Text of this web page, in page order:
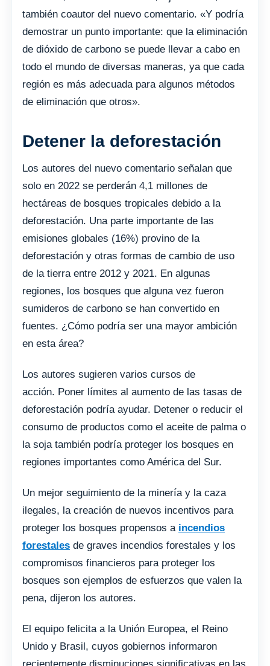
también coautor del nuevo comentario. «Y podría
demostrar un punto importante: que la eliminación
de dióxido de carbono se puede llevar a cabo en
todo el mundo de diversas maneras, ya que cada
región es más adecuada para algunos métodos
de eliminación que otros».
Detener la deforestación
Los autores del nuevo comentario señalan que
solo en 2022 se perderán 4,1 millones de
hectáreas de bosques tropicales debido a la
deforestación. Una parte importante de las
emisiones globales (16%) provino de la
deforestación y otras formas de cambio de uso
de la tierra entre 2012 y 2021. En algunas
regiones, los bosques que alguna vez fueron
sumideros de carbono se han convertido en
fuentes. ¿Cómo podría ser una mayor ambición
en esta área?
Los autores sugieren varios cursos de
acción. Poner límites al aumento de las tasas de
deforestación podría ayudar. Detener o reducir el
consumo de productos como el aceite de palma o
la soja también podría proteger los bosques en
regiones importantes como América del Sur.
Un mejor seguimiento de la minería y la caza
ilegales, la creación de nuevos incentivos para
proteger los bosques propensos a incendios
forestales de graves incendios forestales y los
compromisos financieros para proteger los
bosques son ejemplos de esfuerzos que valen la
pena, dijeron los autores.
El equipo felicita a la Unión Europea, el Reino
Unido y Brasil, cuyos gobiernos informaron